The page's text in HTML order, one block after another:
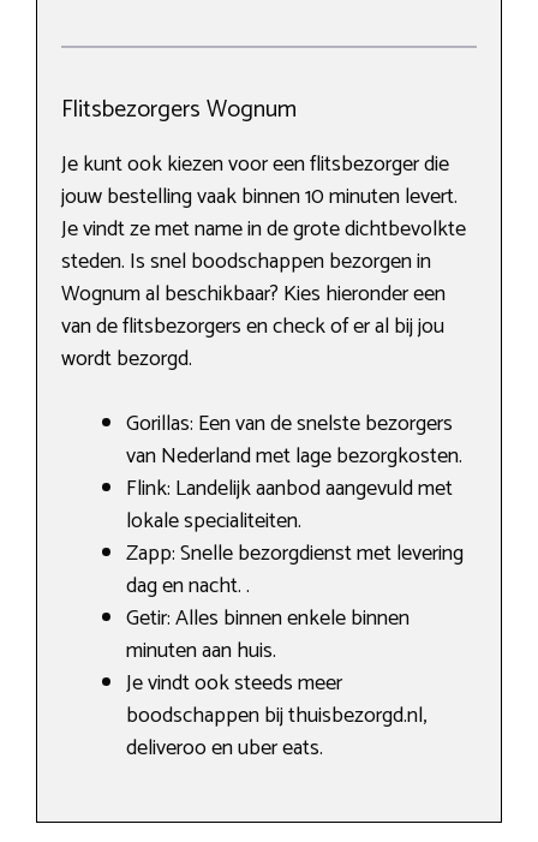
Flitsbezorgers Wognum
Je kunt ook kiezen voor een flitsbezorger die
jouw bestelling vaak binnen 10 minuten levert.
Je vindt ze met name in de grote dichtbevolkte
steden. Is snel boodschappen bezorgen in
Wognum al beschikbaar? Kies hieronder een
van de flitsbezorgers en check of er al bij jou
wordt bezorgd.
Gorillas: Een van de snelste bezorgers
van Nederland met lage bezorgkosten.
Flink: Landelijk aanbod aangevuld met
lokale specialiteiten.
Zapp: Snelle bezorgdienst met levering
dag en nacht. .
Getir: Alles binnen enkele binnen
minuten aan huis.
Je vindt ook steeds meer
boodschappen bij thuisbezorgd.nl,
deliveroo en uber eats.